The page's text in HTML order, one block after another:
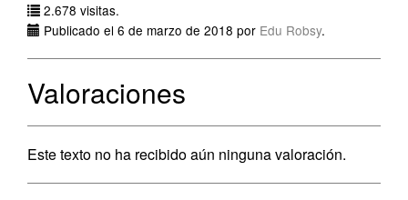
2.678 visitas.
Publicado el 6 de marzo de 2018 por Edu Robsy.
Valoraciones
Este texto no ha recibido aún ninguna valoración.